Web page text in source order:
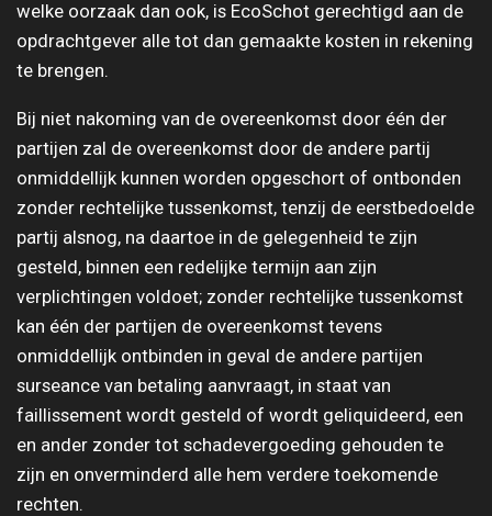
welke oorzaak dan ook, is EcoSchot gerechtigd aan de
opdrachtgever alle tot dan gemaakte kosten in rekening
te brengen.
Bij niet nakoming van de overeenkomst door één der
partijen zal de overeenkomst door de andere partij
onmiddellijk kunnen worden opgeschort of ontbonden
zonder rechtelijke tussenkomst, tenzij de eerstbedoelde
partij alsnog, na daartoe in de gelegenheid te zijn
gesteld, binnen een redelijke termijn aan zijn
verplichtingen voldoet; zonder rechtelijke tussenkomst
kan één der partijen de overeenkomst tevens
onmiddellijk ontbinden in geval de andere partijen
surseance van betaling aanvraagt, in staat van
faillissement wordt gesteld of wordt geliquideerd, een
en ander zonder tot schadevergoeding gehouden te
zijn en onverminderd alle hem verdere toekomende
rechten.